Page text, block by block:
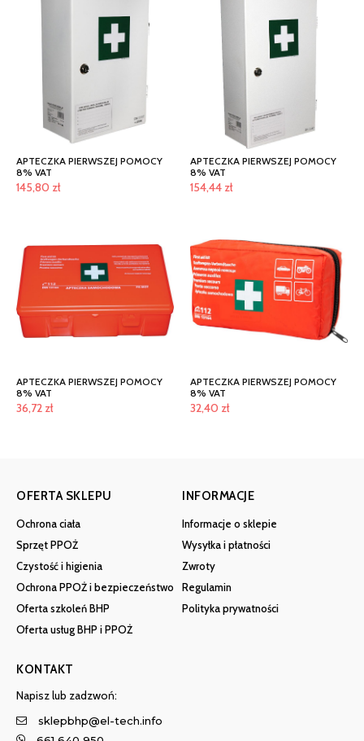
APTECZKA PIERWSZEJ POMOCY
8% VAT
145,80 zł
APTECZKA PIERWSZEJ POMOCY
8% VAT
154,44 zł
APTECZKA PIERWSZEJ POMOCY
8% VAT
36,72 zł
APTECZKA PIERWSZEJ POMOCY
8% VAT
32,40 zł
OFERTA SKLEPU
Ochrona ciała
Sprzęt PPOŻ
Czystość i higienia
Ochrona PPOŻ i bezpieczeństwo
Oferta szkoleń BHP
Oferta usług BHP i PPOŻ
INFORMACJE
Informacje o sklepie
Wysyłka i płatności
Zwroty
Regulamin
Polityka prywatności
KONTAKT
Napisz lub zadzwoń:
sklepbhp@el-tech.info